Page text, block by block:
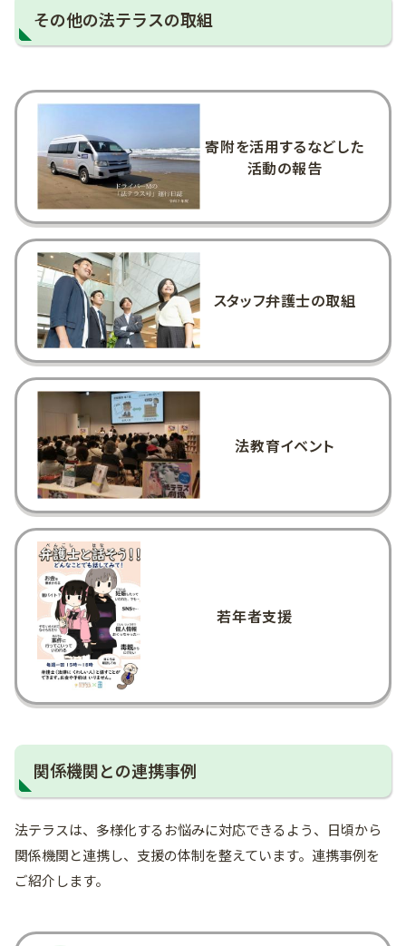
その他の法テラスの取組
寄附を活用するなどした
活動の報告
スタッフ弁護士の取組
法教育イベント
若年者支援
関係機関との連携事例
法テラスは、多様化するお悩みに対応できるよう、日頃から
関係機関と連携し、支援の体制を整えています。連携事例を
ご紹介します。